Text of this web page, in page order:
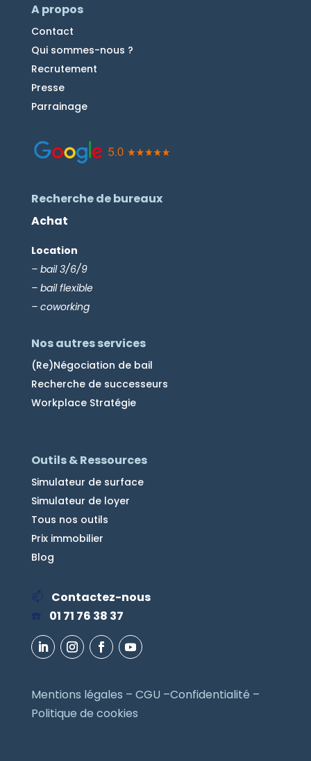
A propos
Contact
Qui sommes-nous ?
Recrutement
Presse
Parrainage
Recherche de bureaux
Achat
Location
– bail 3/6/9
– bail flexible
– coworking
Nos autres services
(Re)Négociation de bail
Recherche de successeurs
Workplace Stratégie
Outils & Ressources
Simulateur de surface
Simulateur de loyer
Tous nos outils
Prix immobilier
Blog
📫 Contactez-nous
01 71 76 38 37
Mentions légales – CGU –Confidentialité –
Politique de cookies